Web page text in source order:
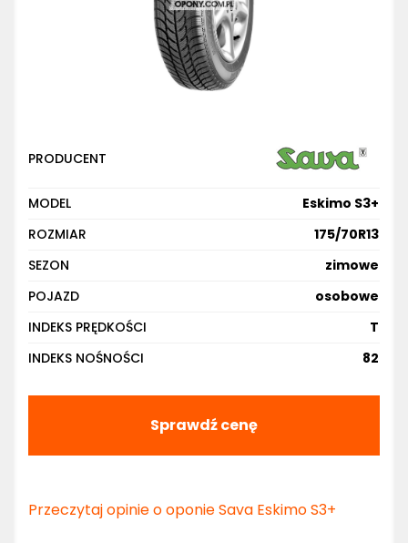
PRODUCENT
MODEL
Eskimo S3+
ROZMIAR
175/70R13
SEZON
zimowe
POJAZD
osobowe
INDEKS PRĘDKOŚCI
T
INDEKS NOŚNOŚCI
82
Sprawdź cenę
Przeczytaj opinie o oponie Sava Eskimo S3+